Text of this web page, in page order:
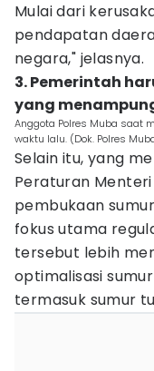
Mulai dari
pendapatan
negara," jelasnya.
3. Pemerintah
yang
Anggota Polres Muba saat
waktu lalu. (Dok. Polres
Selain itu, yang
Peraturan Menteri
pembukaan
fokus utama
tersebut lebih
optimalisasi
termasuk sumur